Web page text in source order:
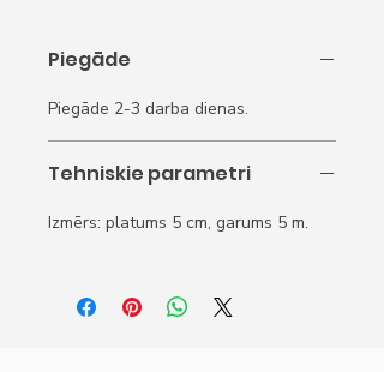
Piegāde
Piegāde 2-3 darba dienas.
Tehniskie parametri
Izmērs: platums 5 cm, garums 5 m.